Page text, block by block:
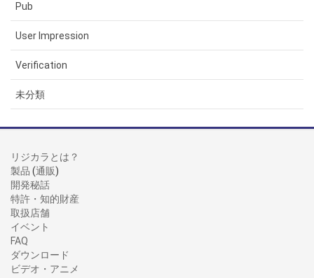
Pub
User Impression
Verification
未分類
リジカラとは？
製品 (通販 )
開発秘話
特許・知的財産
取扱店舗
イベント
FAQ
ダウンロード
ビデオ・アニメ